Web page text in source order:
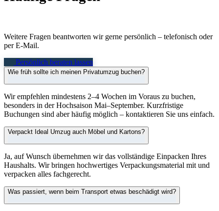
Weitere Fragen beantworten wir gerne persönlich – telefonisch oder
per E-Mail.
Persönlich beraten lassen
Wie früh sollte ich meinen Privatumzug buchen?
Wir empfehlen mindestens 2–4 Wochen im Voraus zu buchen,
besonders in der Hochsaison Mai–September. Kurzfristige
Buchungen sind aber häufig möglich – kontaktieren Sie uns einfach.
Verpackt Ideal Umzug auch Möbel und Kartons?
Ja, auf Wunsch übernehmen wir das vollständige Einpacken Ihres
Haushalts. Wir bringen hochwertiges Verpackungsmaterial mit und
verpacken alles fachgerecht.
Was passiert, wenn beim Transport etwas beschädigt wird?